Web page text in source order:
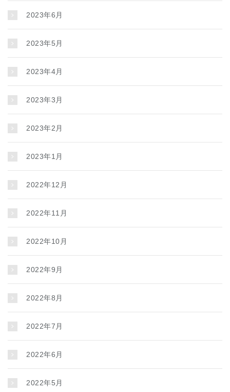
2023年6月
2023年5月
2023年4月
2023年3月
2023年2月
2023年1月
2022年12月
2022年11月
2022年10月
2022年9月
2022年8月
2022年7月
2022年6月
2022年5月